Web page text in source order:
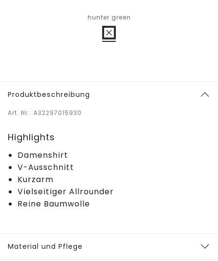
hunter green
Produktbeschreibung
Art. Nr.: A32297015930
Highlights
Damenshirt
V-Ausschnitt
Kurzarm
Vielseitiger Allrounder
Reine Baumwolle
Material und Pflege